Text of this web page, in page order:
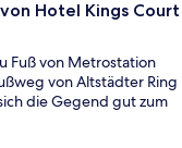
Hotel Kings Court
Fuß von Metrostation
von Altstädter Ring
die Gegend gut zum